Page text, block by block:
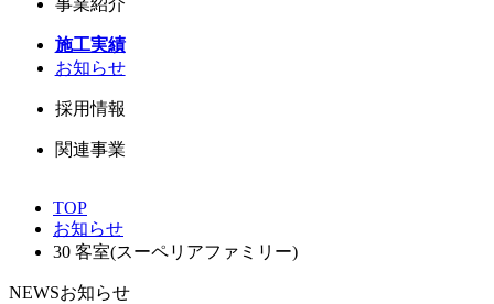
事業紹介
施工実績
お知らせ
採用情報
関連事業
TOP
お知らせ
30 客室(スーペリアファミリー)
NEWSお知らせ